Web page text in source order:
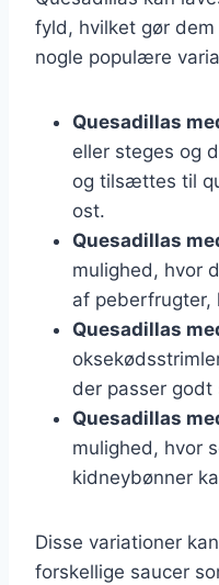
fyld, hvilket gør
nogle populære
Quesadillas
eller steges og
og tilsættes til
ost.
Quesadillas
mulighed, hvor
af peberfrugter,
Quesadillas
der passer godt
Quesadillas
mulighed, hvor
kidneybønner
Disse variationer
forskellige saucer